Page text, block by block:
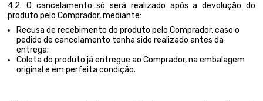
4.2. O cancelamento só será realizado após a devolução do
produto pelo Comprador, mediante:
Recusa de recebimento do produto pelo Comprador, caso o
pedido de cancelamento tenha sido realizado antes da
entrega;
Coleta do produto já entregue ao Comprador, na embalagem
original e em perfeita condição.